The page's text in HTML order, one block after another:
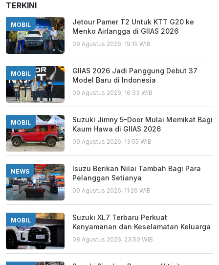
TERKINI
MOBIL
Jetour Pamer T2 Untuk KTT G20 ke
Menko Airlangga di GIIAS 2026
09 Agustus 2026, 19:15 WIB
MOBIL
GIIAS 2026 Jadi Panggung Debut 37
Model Baru di Indonesia
09 Agustus 2026, 16:33 WIB
MOBIL
Suzuki Jimny 5-Door Mulai Memikat Bagi
Kaum Hawa di GIIAS 2026
09 Agustus 2026, 13:55 WIB
NEWS
Isuzu Berikan Nilai Tambah Bagi Para
Pelanggan Setianya
09 Agustus 2026, 11:26 WIB
MOBIL
Suzuki XL7 Terbaru Perkuat
Kenyamanan dan Keselamatan Keluarga
08 Agustus 2026, 23:50 WIB